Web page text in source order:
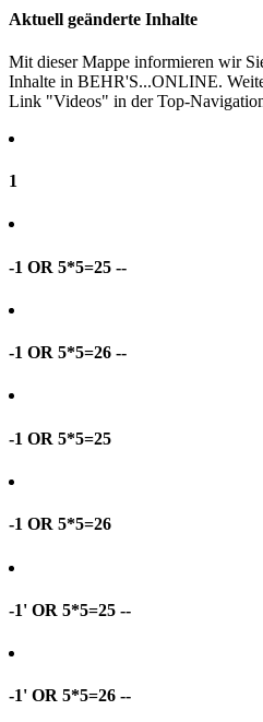
Aktuell geänderte Inhalte
Mit dieser Mappe informieren wir
Inhalte in BEHR'S...ONLINE.
Link "Videos" in der Top-
1
-1 OR 5*5=25 --
-1 OR 5*5=26 --
-1 OR 5*5=25
-1 OR 5*5=26
-1' OR 5*5=25 --
-1' OR 5*5=26 --